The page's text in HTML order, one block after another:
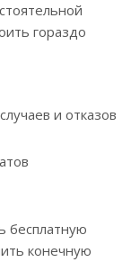
гораздо
и отказов
бесплатную
конечную